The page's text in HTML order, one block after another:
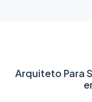
Arquiteto Para